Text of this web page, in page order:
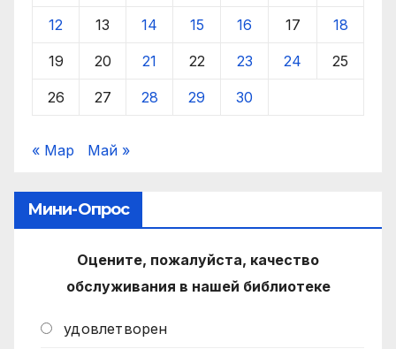
12 13 14 15 16 17 18
19 20 21 22 23 24 25
26 27 28 29 30
« Мар Май »
Мини-Опрос
Оцените, пожалуйста, качество
обслуживания в нашей библиотеке
удовлетворен